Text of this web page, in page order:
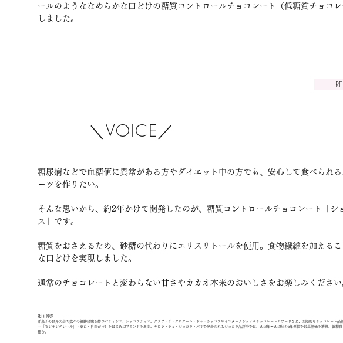
ールのようななめらかな口どけの糖質コントロールチョコレート（低糖質チョコ
しました。
＼VOICE／
糖尿病などで血糖値に異常がある方やダイエット中の方でも、安心して食べられる
ーツを作りたい。
そんな思いから、約2年かけて開発したのが、糖質コントロールチョコレート「シ
ス」です。
糖質をおさえるため、砂糖の代わりにエリスリトールを使用。食物繊維を加える
な口どけを実現しました。
通常のチョコレートと変わらない甘さやカカオ本来のおいしさをお楽しみください
​辻口 博啓
洋菓子の世界大会で数々の優勝経験を持つパティシエ、ショコラティエ。クラブ・デ・クロクール・ドゥ・ショコラやインターナショナルチョコレートアワードなど、国際的なチョコレート品
ー「モンサンクレール」（東京・自由が丘）をはじめ13ブランドを展開。サロン・デュ・ショコラ・パリで発表されるショコラ品評会では、2013年～2018年の6年連続で最高評価を獲得。低糖
組む。